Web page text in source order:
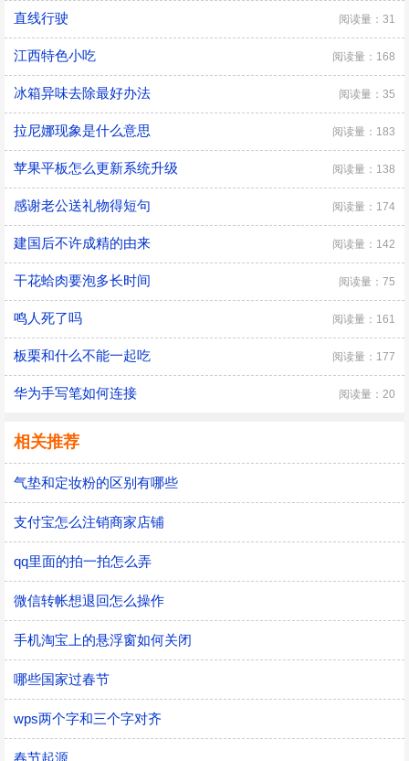
直线行驶 阅读量：31
江西特色小吃 阅读量：168
冰箱异味去除最好办法 阅读量：35
拉尼娜现象是什么意思 阅读量：183
苹果平板怎么更新系统升级 阅读量：138
感谢老公送礼物得短句 阅读量：174
建国后不许成精的由来 阅读量：142
干花蛤肉要泡多长时间 阅读量：75
鸣人死了吗 阅读量：161
板栗和什么不能一起吃 阅读量：177
华为手写笔如何连接 阅读量：20
相关推荐
气垫和定妆粉的区别有哪些
支付宝怎么注销商家店铺
qq里面的拍一拍怎么弄
微信转帐想退回怎么操作
手机淘宝上的悬浮窗如何关闭
哪些国家过春节
wps两个字和三个字对齐
春节起源